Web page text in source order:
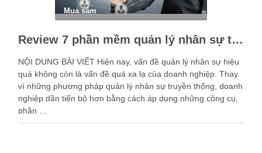
Mua sắm
Review 7 phần mềm quản lý nhân sự tốt nhất hiện nay
NỘI DUNG BÀI VIẾT Hiện nay, vấn đề quản lý nhân sự hiệu
quả không còn là vấn đề quá xa lạ của doanh nghiệp. Thay
vì những phương pháp quản lý nhân sự truyền thống, doanh
nghiệp dần tiến bộ hơn bằng cách áp dụng những công cụ,
phần …